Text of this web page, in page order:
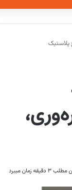
پلاستیک
زمان میبرد